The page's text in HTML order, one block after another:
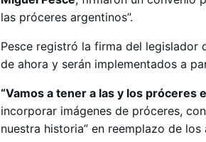
las próceres argentinos”.
Pesce registró la firma del legislador
de ahora y serán implementados a
“Vamos a tener a las y los próceres
incorporar imágenes de próceres,
nuestra historia” en reemplazo de los